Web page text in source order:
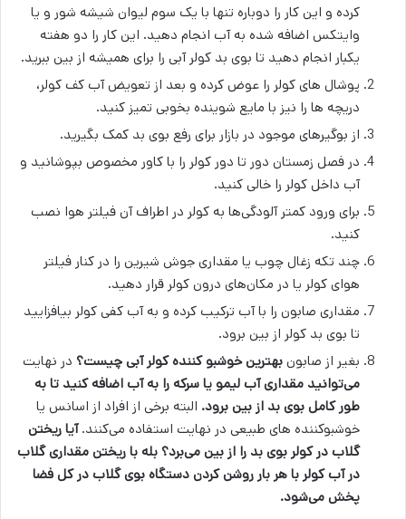
کرده و این کار را دوباره تنها با یک سوم لیوان شیشه شور و یا
وایتکس اضافه شده به آب انجام دهید. این کار را دو هفته
یکبار انجام دهید تا بوی بد کولر آبی را برای همیشه از بین ببرید.
پوشال های کولر را عوض کرده و بعد از تعویض آب کف کولر،
دریچه ها را نیز با مایع شوینده بخوبی تمیز کنید.
از بوگیرهای موجود در بازار برای رفع بوی بد کمک بگیرید.
در فصل زمستان دور تا دور کولر را با کاور مخصوص بپوشانید و
آب داخل کولر را خالی کنید.
برای ورود کمتر آلودگی‌ها به کولر در اطراف آن فیلتر هوا نصب
کنید.
چند تکه زغال چوب یا مقداری جوش شیرین را در کنار فیلتر
هوای کولر یا در مکان‌های درون کولر قرار دهید.
مقداری صابون را با آب ترکیب کرده و به آب کفی کولر بیافزایید
تا بوی بد کولر از بین برود.
بغیر از صابونبهترین خوشبو کننده کولر آبی چیست؟ در نهایت
می‌توانید مقداری آب لیمو یا سرکه را به آب اضافه کنید تا به
طور کامل بوی بد از بین برود. البته برخی از افراد از اسانس یا
خوشبوکننده های طبیعی در نهایت استفاده می‌کنند.آیا ریختن
گلاب در کولر بوی بد را از بین می‌برد؟بله با ریختن مقداری گلاب
در آب کولر با هر بار روشن کردن دستگاه بوی گلاب در کل فضا
پخش می‌شود.